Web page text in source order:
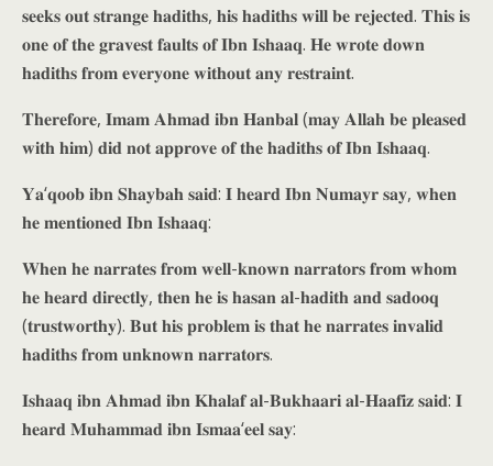
𝐬𝐞𝐞𝐤𝐬 𝐨𝐮𝐭 𝐬𝐭𝐫𝐚𝐧𝐠𝐞 𝐡𝐚𝐝𝐢𝐭𝐡𝐬, 𝐡𝐢𝐬 𝐡𝐚𝐝𝐢𝐭𝐡𝐬 𝐰𝐢𝐥𝐥 𝐛𝐞 𝐫𝐞𝐣𝐞𝐜𝐭𝐞𝐝. 𝐓𝐡𝐢𝐬 𝐢𝐬
𝐨𝐧𝐞 𝐨𝐟 𝐭𝐡𝐞 𝐠𝐫𝐚𝐯𝐞𝐬𝐭 𝐟𝐚𝐮𝐥𝐭𝐬 𝐨𝐟 𝐈𝐛𝐧 𝐈𝐬𝐡𝐚𝐚𝐪. 𝐇𝐞 𝐰𝐫𝐨𝐭𝐞 𝐝𝐨𝐰𝐧
𝐡𝐚𝐝𝐢𝐭𝐡𝐬 𝐟𝐫𝐨𝐦 𝐞𝐯𝐞𝐫𝐲𝐨𝐧𝐞 𝐰𝐢𝐭𝐡𝐨𝐮𝐭 𝐚𝐧𝐲 𝐫𝐞𝐬𝐭𝐫𝐚𝐢𝐧𝐭.
𝐓𝐡𝐞𝐫𝐞𝐟𝐨𝐫𝐞, 𝐈𝐦𝐚𝐦 𝐀𝐡𝐦𝐚𝐝 𝐢𝐛𝐧 𝐇𝐚𝐧𝐛𝐚𝐥 (𝐦𝐚𝐲 𝐀𝐥𝐥𝐚𝐡 𝐛𝐞 𝐩𝐥𝐞𝐚𝐬𝐞𝐝
𝐰𝐢𝐭𝐡 𝐡𝐢𝐦) 𝐝𝐢𝐝 𝐧𝐨𝐭 𝐚𝐩𝐩𝐫𝐨𝐯𝐞 𝐨𝐟 𝐭𝐡𝐞 𝐡𝐚𝐝𝐢𝐭𝐡𝐬 𝐨𝐟 𝐈𝐛𝐧 𝐈𝐬𝐡𝐚𝐚𝐪.
𝐘𝐚‘𝐪𝐨𝐨𝐛 𝐢𝐛𝐧 𝐒𝐡𝐚𝐲𝐛𝐚𝐡 𝐬𝐚𝐢𝐝: 𝐈 𝐡𝐞𝐚𝐫𝐝 𝐈𝐛𝐧 𝐍𝐮𝐦𝐚𝐲𝐫 𝐬𝐚𝐲, 𝐰𝐡𝐞𝐧
𝐡𝐞 𝐦𝐞𝐧𝐭𝐢𝐨𝐧𝐞𝐝 𝐈𝐛𝐧 𝐈𝐬𝐡𝐚𝐚𝐪:
𝐖𝐡𝐞𝐧 𝐡𝐞 𝐧𝐚𝐫𝐫𝐚𝐭𝐞𝐬 𝐟𝐫𝐨𝐦 𝐰𝐞𝐥𝐥-𝐤𝐧𝐨𝐰𝐧 𝐧𝐚𝐫𝐫𝐚𝐭𝐨𝐫𝐬 𝐟𝐫𝐨𝐦 𝐰𝐡𝐨𝐦
𝐡𝐞 𝐡𝐞𝐚𝐫𝐝 𝐝𝐢𝐫𝐞𝐜𝐭𝐥𝐲, 𝐭𝐡𝐞𝐧 𝐡𝐞 𝐢𝐬 𝐡𝐚𝐬𝐚𝐧 𝐚𝐥-𝐡𝐚𝐝𝐢𝐭𝐡 𝐚𝐧𝐝 𝐬𝐚𝐝𝐨𝐨𝐪
(𝐭𝐫𝐮𝐬𝐭𝐰𝐨𝐫𝐭𝐡𝐲). 𝐁𝐮𝐭 𝐡𝐢𝐬 𝐩𝐫𝐨𝐛𝐥𝐞𝐦 𝐢𝐬 𝐭𝐡𝐚𝐭 𝐡𝐞 𝐧𝐚𝐫𝐫𝐚𝐭𝐞𝐬 𝐢𝐧𝐯𝐚𝐥𝐢𝐝
𝐡𝐚𝐝𝐢𝐭𝐡𝐬 𝐟𝐫𝐨𝐦 𝐮𝐧𝐤𝐧𝐨𝐰𝐧 𝐧𝐚𝐫𝐫𝐚𝐭𝐨𝐫𝐬.
𝐈𝐬𝐡𝐚𝐚𝐪 𝐢𝐛𝐧 𝐀𝐡𝐦𝐚𝐝 𝐢𝐛𝐧 𝐊𝐡𝐚𝐥𝐚𝐟 𝐚𝐥-𝐁𝐮𝐤𝐡𝐚𝐚𝐫𝐢 𝐚𝐥-𝐇𝐚𝐚𝐟𝐢𝐳 𝐬𝐚𝐢𝐝: 𝐈
𝐡𝐞𝐚𝐫𝐝 𝐌𝐮𝐡𝐚𝐦𝐦𝐚𝐝 𝐢𝐛𝐧 𝐈𝐬𝐦𝐚𝐚‘𝐞𝐞𝐥 𝐬𝐚𝐲: